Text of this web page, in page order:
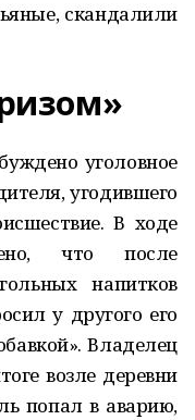
скандалили
уголовное
угодившего
В ходе
что после
напитков
у другого его
Владелец
возле деревни
попал в аварию,